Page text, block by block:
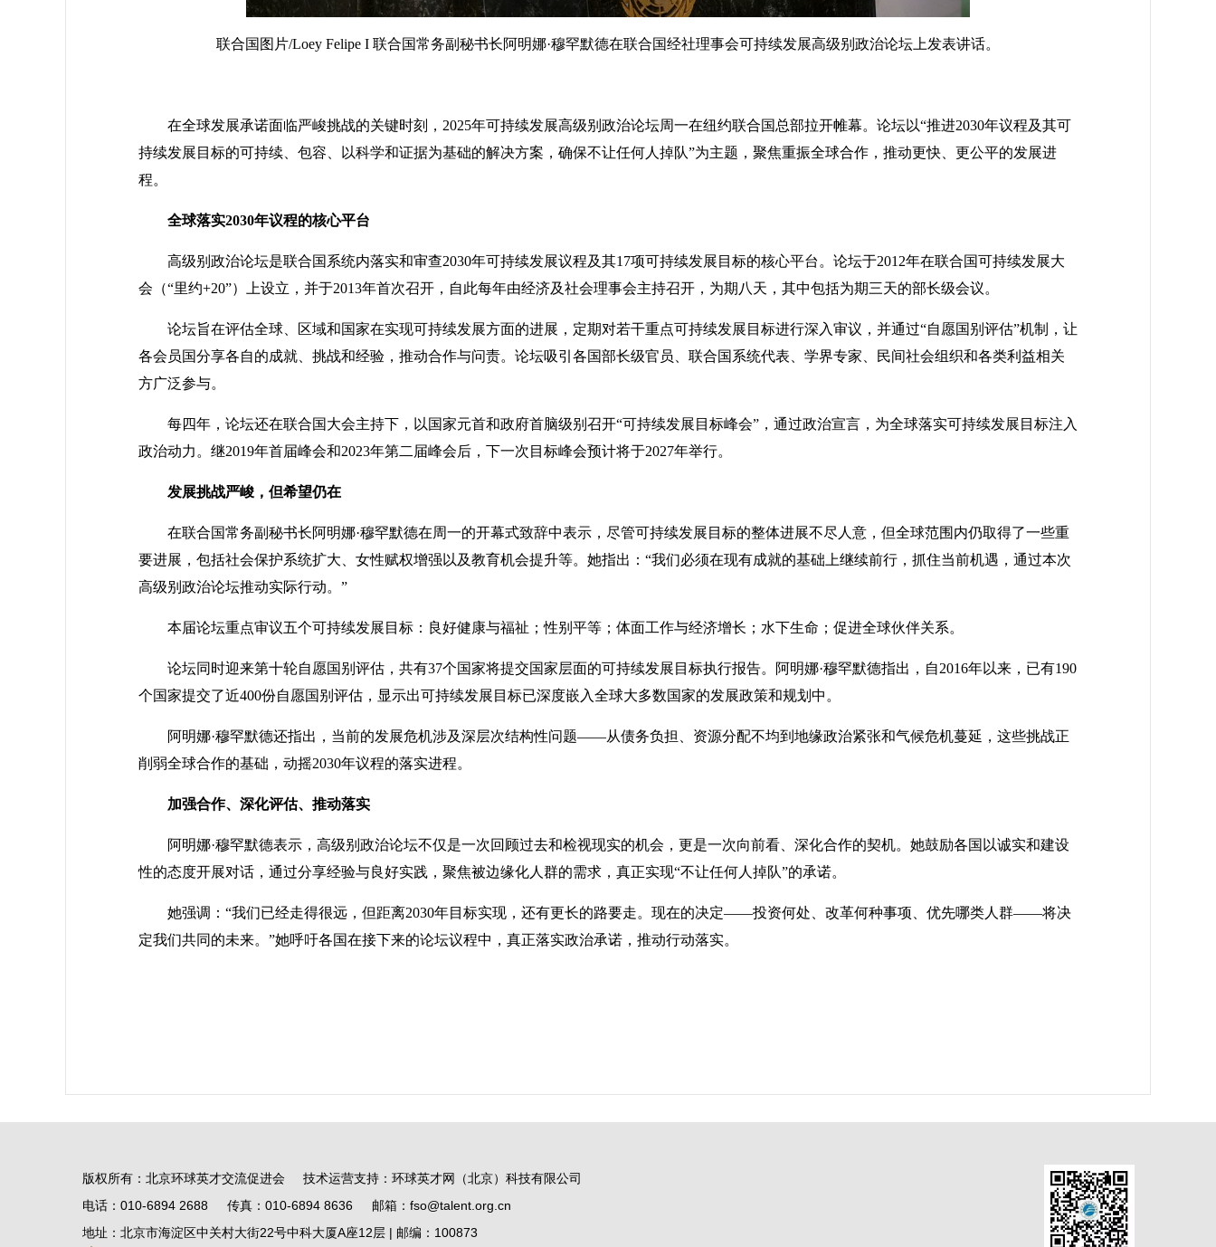
联合国图片/Loey Felipe I 联合国常务副秘书长阿明娜·穆罕默德在联合国经社理事会可持续发展高级别政治论坛上发表讲话。
在全球发展承诺面临严峻挑战的关键时刻，2025年可持续发展高级别政治论坛周一在纽约联合国总部拉开帷幕。论坛以“推进2030年议程及其可
持续发展目标的可持续、包容、以科学和证据为基础的解决方案，确保不让任何人掉队”为主题，聚焦重振全球合作，推动更快、更公平的发展进
程。
全球落实2030年议程的核心平台
高级别政治论坛是联合国系统内落实和审查2030年可持续发展议程及其17项可持续发展目标的核心平台。论坛于2012年在联合国可持续发展大
会（“里约+20”）上设立，并于2013年首次召开，自此每年由经济及社会理事会主持召开，为期八天，其中包括为期三天的部长级会议。
论坛旨在评估全球、区域和国家在实现可持续发展方面的进展，定期对若干重点可持续发展目标进行深入审议，并通过“自愿国别评估”机制，让
各会员国分享各自的成就、挑战和经验，推动合作与问责。论坛吸引各国部长级官员、联合国系统代表、学界专家、民间社会组织和各类利益相关
方广泛参与。
每四年，论坛还在联合国大会主持下，以国家元首和政府首脑级别召开“可持续发展目标峰会”，通过政治宣言，为全球落实可持续发展目标注入
政治动力。继2019年首届峰会和2023年第二届峰会后，下一次目标峰会预计将于2027年举行。
发展挑战严峻，但希望仍在
在联合国常务副秘书长阿明娜·穆罕默德在周一的开幕式致辞中表示，尽管可持续发展目标的整体进展不尽人意，但全球范围内仍取得了一些重
要进展，包括社会保护系统扩大、女性赋权增强以及教育机会提升等。她指出：“我们必须在现有成就的基础上继续前行，抓住当前机遇，通过本次
高级别政治论坛推动实际行动。”
本届论坛重点审议五个可持续发展目标：良好健康与福祉；性别平等；体面工作与经济增长；水下生命；促进全球伙伴关系。
论坛同时迎来第十轮自愿国别评估，共有37个国家将提交国家层面的可持续发展目标执行报告。阿明娜·穆罕默德指出，自2016年以来，已有190
个国家提交了近400份自愿国别评估，显示出可持续发展目标已深度嵌入全球大多数国家的发展政策和规划中。
阿明娜·穆罕默德还指出，当前的发展危机涉及深层次结构性问题——从债务负担、资源分配不均到地缘政治紧张和气候危机蔓延，这些挑战正
削弱全球合作的基础，动摇2030年议程的落实进程。
加强合作、深化评估、推动落实
阿明娜·穆罕默德表示，高级别政治论坛不仅是一次回顾过去和检视现实的机会，更是一次向前看、深化合作的契机。她鼓励各国以诚实和建设
性的态度开展对话，通过分享经验与良好实践，聚焦被边缘化人群的需求，真正实现“不让任何人掉队”的承诺。
她强调：“我们已经走得很远，但距离2030年目标实现，还有更长的路要走。现在的决定——投资何处、改革何种事项、优先哪类人群——将决
定我们共同的未来。”她呼吁各国在接下来的论坛议程中，真正落实政治承诺，推动行动落实。
版权所有：北京环球英才交流促进会 技术运营支持：环球英才网（北京）科技有限公司
电话：010-6894 2688 传真：010-6894 8636 邮箱：fso@talent.org.cn
地址：北京市海淀区中关村大街22号中科大厦A座12层 | 邮编：100873